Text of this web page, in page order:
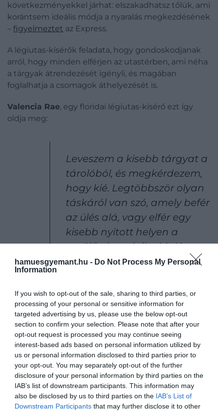
hamuesgyemant.hu - Do Not Process My Personal
Information
If you wish to opt-out of the sale, sharing to third parties, or
processing of your personal or sensitive information for
targeted advertising by us, please use the below opt-out
section to confirm your selection. Please note that after your
opt-out request is processed you may continue seeing
interest-based ads based on personal information utilized by
us or personal information disclosed to third parties prior to
your opt-out. You may separately opt-out of the further
disclosure of your personal information by third parties on the
IAB’s list of downstream participants. This information may
also be disclosed by us to third parties on the IAB’s List of
Downstream Participants that may further disclose it to other
következményekkel járhat: elszakadhatsz tőlük, ami
korántsem ideális módja a nyaralás megkezdésének
– figyelmeztet az Express.
A légiutas-kísérők feladata, hogy gondoskodjanak
arról, hogy minden elférjen az utastérben, ami néha
a tárgyak átrendezését igényli, és magában
foglalhatja a csomagok áthelyezését is.
Valencia Rae, egy floridai légiutas-kísérő ezt így
oldja meg:
Leveszem a kisebb tárgyat a
tárolóból, és megkérdezem,
hogy kié. Legtöbbször olyan
táskáról van szó, amely befér
az ülés alá, vagy elfér egy
kisebb nyitott helyen a
repülőgép másik oldalán.
Mindig azt szeretném, ha a
hogy a táskát áthelyezzük.
Valencia szerint elfogadható, ha a táskát egy kicsit
távolabb helyezzük el attól a helytől, ahol ülünk,
feltéve, hogy az a látóterünkben marad.
Ha tovább olvasnál:4 trükk, amivel plusz
poggyászt vihetsz magaddal a repülőn